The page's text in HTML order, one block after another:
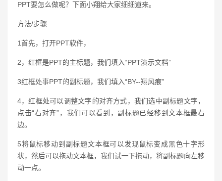
PPT要怎么做呢？下面小翔给大家细细道来。
方法/步骤
1首先，打开PPT软件，
2，红框是PPT的主标题，我们填入“PPT演示文档”
3红框处事PPT的副标题，我们填入“BY--翔风痕”
4，红框处可以调整文字的对齐方式，我们选中副标题文字，
点击“右对齐”，我们可以看到，副标题已经移到文本框最右
边。
5将鼠标移动到副标题文本框可以发现鼠标变成黑色十字形
状，然后可以拖动文本框，我们试一下拖动，将副标题向左移
动一点。